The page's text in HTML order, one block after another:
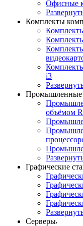
Офисные
Комплекты
i3
Промышленные
объёмом
Графические
Серверы